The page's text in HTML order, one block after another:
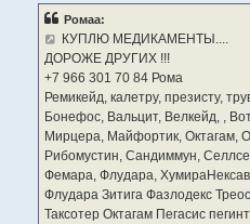
Ромаа:
КУПЛЮ МЕДИКАМЕНТЫ....
ДОРОЖЕ ДРУГИХ !!!
‪+7 966 301 70 84‬ Рома
Ремикейд, калетру, презисту,
Бонефос, Вальцит, Велкейд, ,
Мирцера, Майфортик, Октагам,
Рибомустин, Сандиммун,
Фемара, Флудара,
Флудара Зитига Фазлодекс
Таксотер Октагам Пегасис